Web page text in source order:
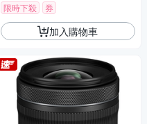
限時下殺
券
加入購物車